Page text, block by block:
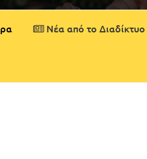
Νέα από το Διαδίκτυο